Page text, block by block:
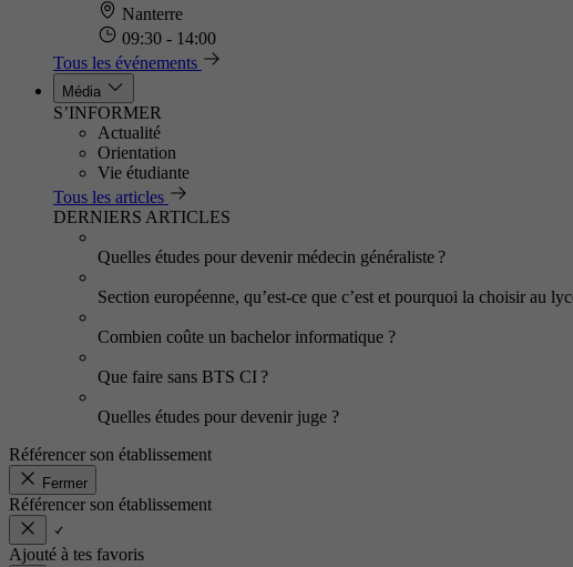
Nanterre
09:30 - 14:00
Tous les événements
Média
S’INFORMER
Actualité
Orientation
Vie étudiante
Tous les articles
DERNIERS ARTICLES
Quelles études pour devenir médecin généraliste ?
Section européenne, qu’est-ce que c’est et pourquoi la choisir au
Combien coûte un bachelor informatique ?
Que faire sans BTS CI ?
Quelles études pour devenir juge ?
Référencer son établissement
Fermer
Référencer son établissement
Ajouté à tes favoris